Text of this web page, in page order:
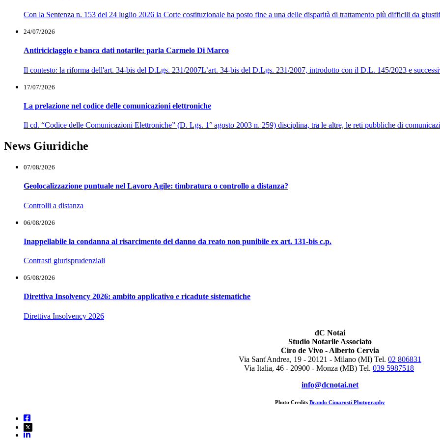
Con la Sentenza n. 153 del 24 luglio 2026 la Corte costituzionale ha posto fine a una delle disparità di trattamento più difficili da
24/07/2026
Antiriciclaggio e banca dati notarile: parla Carmelo Di Marco
Il contesto: la riforma dell'art. 34-bis del D.Lgs. 231/2007L’art. 34-bis del D.Lgs. 231/2007, introdotto con il D.L. 145/2023 e
17/07/2026
La prelazione nel codice delle comunicazioni elettroniche
Il cd. “Codice delle Comunicazioni Elettroniche” (D. Lgs. 1° agosto 2003 n. 259) disciplina, tra le altre, le reti pubbliche di
News Giuridiche
07/08/2026
Geolocalizzazione puntuale nel Lavoro Agile: timbratura o controllo a distanza?
Controlli a distanza
06/08/2026
Inappellabile la condanna al risarcimento del danno da reato non punibile ex art. 131-bis c.p.
Contrasti giurisprudenziali
05/08/2026
Direttiva Insolvency 2026: ambito applicativo e ricadute sistematiche
Direttiva Insolvency 2026
dC Notai
Studio Notarile Associato
Ciro de Vivo - Alberto Cervia
Via Sant'Andrea, 19 - 20121 - Milano (MI) Tel. 02 806831
Via Italia, 46 - 20900 - Monza (MB) Tel. 039 5987518
info@dcnotai.net
Photo Credits Brando Cimarosti Photography